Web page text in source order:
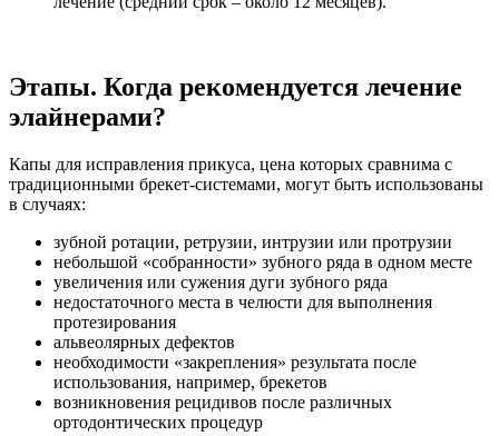
Этапы. Когда рекомендуется лечение
элайнерами?
Капы для исправления прикуса, цена которых сравнима с
традиционными брекет-системами, могут быть использованы
в случаях:
зубной ротации, ретрузии, интрузии или протрузии
небольшой «собранности» зубного ряда в одном месте
увеличения или сужения дуги зубного ряда
недостаточного места в челюсти для выполнения
протезирования
альвеолярных дефектов
необходимости «закрепления» результата после
использования, например, брекетов
возникновения рецидивов после различных
ортодонтических процедур